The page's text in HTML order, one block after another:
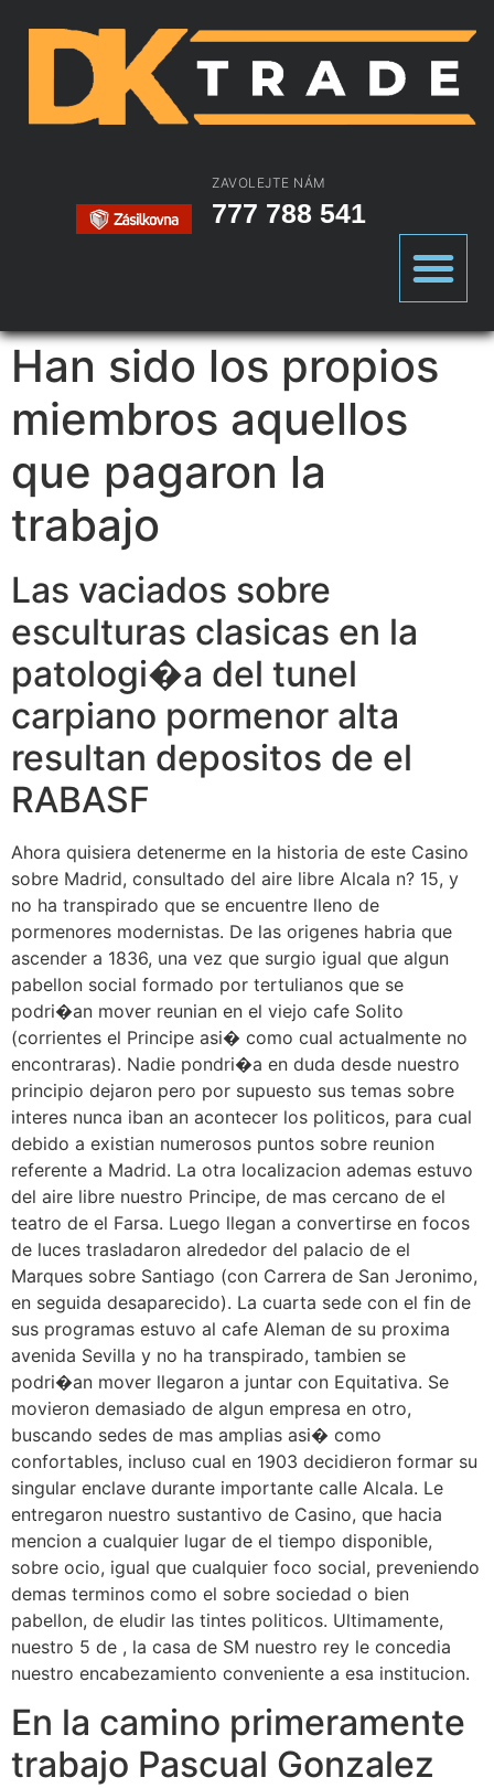
ZAVOLEJTE NÁM
777 788 541
Han sido los propios
miembros aquellos
que pagaron la
trabajo
Las vaciados sobre
esculturas clasicas en la
patologi�a del tunel
carpiano pormenor alta
resultan depositos de el
RABASF
Ahora quisiera detenerme en la historia de este Casino
sobre Madrid, consultado del aire libre Alcala n? 15, y
no ha transpirado que se encuentre lleno de
pormenores modernistas. De las origenes habria que
ascender a 1836, una vez que surgio igual que algun
pabellon social formado por tertulianos que se
podri�an mover reunian en el viejo cafe Solito
(corrientes el Principe asi� como cual actualmente no
encontraras). Nadie pondri�a en duda desde nuestro
principio dejaron pero por supuesto sus temas sobre
interes nunca iban an acontecer los politicos, para cual
debido a existian numerosos puntos sobre reunion
referente a Madrid. La otra localizacion ademas estuvo
del aire libre nuestro Principe, de mas cercano de el
teatro de el Farsa. Luego llegan a convertirse en focos
de luces trasladaron alrededor del palacio de el
Marques sobre Santiago (con Carrera de San Jeronimo,
en seguida desaparecido). La cuarta sede con el fin de
sus programas estuvo al cafe Aleman de su proxima
avenida Sevilla y no ha transpirado, tambien se
podri�an mover llegaron a juntar con Equitativa. Se
movieron demasiado de algun empresa en otro,
buscando sedes de mas amplias asi� como
confortables, incluso cual en 1903 decidieron formar su
singular enclave durante importante calle Alcala. Le
entregaron nuestro sustantivo de Casino, que hacia
mencion a cualquier lugar de el tiempo disponible,
sobre ocio, igual que cualquier foco social, preveniendo
demas terminos como el sobre sociedad o bien
pabellon, de eludir las tintes politicos. Ultimamente,
nuestro 5 de , la casa de SM nuestro rey le concedia
nuestro encabezamiento conveniente a esa institucion.
En la camino primeramente
trabajo Pascual Gonzalez